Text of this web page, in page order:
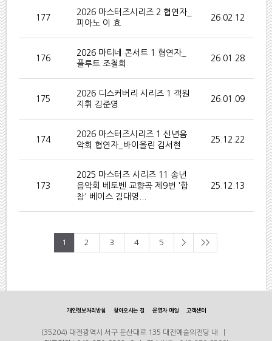
177
2026 마스터즈시리즈 2 협연자_
피아노 이 효
26.02.12
176
2026 마티네 콘서트 1 협연자_
플루트 조철희
26.01.28
175
2026 디스커버리 시리즈 1 객원
지휘 김준영
26.01.09
174
2026 마스터즈시리즈 1 신년음
악회 협연자_바이올린 김서현
25.12.22
173
2025 마스터즈 시리즈 11 송년
음악회 베토벤 교향곡 제9번 '합
창' 베이스 김대영...
25.12.13
1 2 3 4 5 > >>
개인정보처리방침 찾아오시는 길 운영자 메일 고객센터
(35204) 대전광역시 서구 둔산대로 135 대전예술의전당 내 |